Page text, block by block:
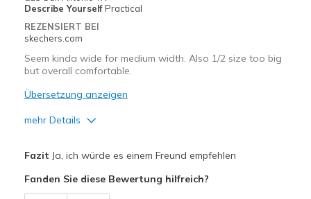
Describe Yourself Practical
REZENSIERT BEI
skechers.com
Seem kinda wide for medium width. Also 1/2 size too big
but overall comfortable.
Übersetzung anzeigen
mehr Details
Breathe Well
Fazit Ja, ich würde es einem Freund empfehlen
Fanden Sie diese Bewertung hilfreich?